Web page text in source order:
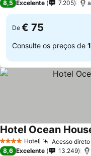
8,5 Excelente 7.205
De € 75
Consulte os preços de
4 EstrelasHotel Acesso
Hotel Ocean
8,6 Excelente 13.249